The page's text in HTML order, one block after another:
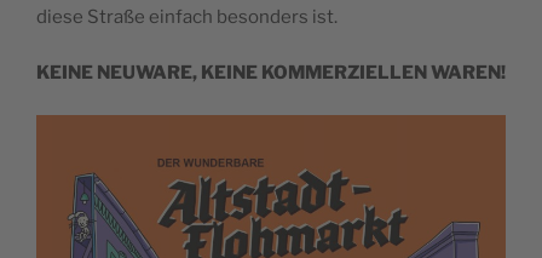
diese Straße einfach besonders ist.
KEINE NEUWARE, KEINE KOMMERZIELLEN WAREN!